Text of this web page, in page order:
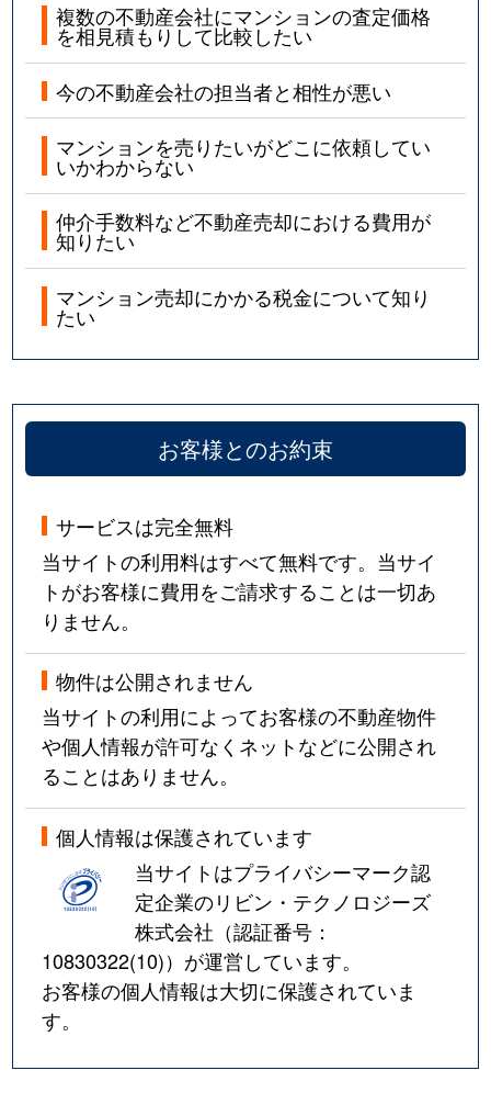
複数の不動産会社にマンションの査定価格
を相見積もりして比較したい
今の不動産会社の担当者と相性が悪い
マンションを売りたいがどこに依頼してい
いかわからない
仲介手数料など不動産売却における費用が
知りたい
マンション売却にかかる税金について知り
たい
お客様とのお約束
サービスは完全無料
当サイトの利用料はすべて無料です。当サイ
トがお客様に費用をご請求することは一切あ
りません。
物件は公開されません
当サイトの利用によってお客様の不動産物件
や個人情報が許可なくネットなどに公開され
ることはありません。
個人情報は保護されています
当サイトはプライバシーマーク認
定企業のリビン・テクノロジーズ
株式会社（認証番号：
10830322(10)）が運営しています。
お客様の個人情報は大切に保護されていま
す。